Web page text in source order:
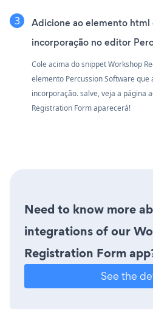
Adicione ao elemento html
incorporação no editor
Cole acima do snippet Workshop
elemento Percussion Software
incorporação. salve, veja a página
Registration Form aparecerá!
Need to know more
integrations of our
Registration Form
See the